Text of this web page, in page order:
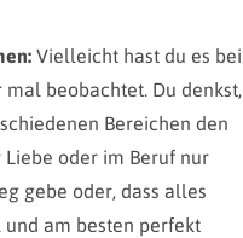
Vielleicht hast du es bei
beobachtet. Du denkst,
Bereichen den
Liebe oder im Beruf nur
gebe oder, dass alles
am besten perfekt